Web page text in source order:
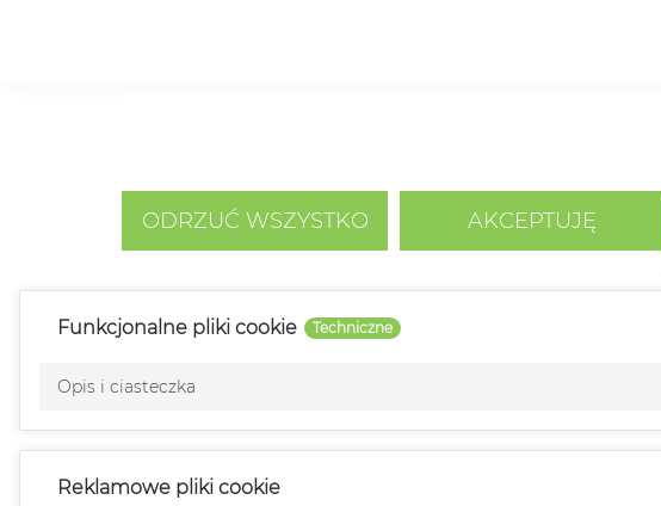
ODRZUĆ WSZYSTKO AKCEPTUJĘ
Funkcjonalne pliki cookie Techniczne
Opis i ciasteczka
Reklamowe pliki cookie